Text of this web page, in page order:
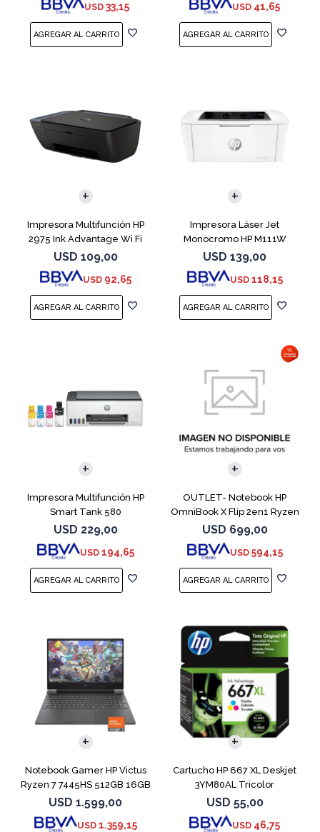
USD 33,15 USD 41,65
Impresora Multifunción HP
2975 Ink Advantage Wi Fi
USD 109,00
USD 92,65
Impresora Láser Jet
Monocromo HP M111W
USD 139,00
USD 118,15
Impresora Multifunción HP
Smart Tank 580
USD 229,00
USD 194,65
OUTLET- Notebook HP
OmniBook X Flip 2en1 Ryzen
5 512GB 8GB
USD 699,00
USD 594,15
COMPARAR
Notebook Gamer HP Victus
Ryzen 7 7445HS 512GB 16GB
RTX 4050
USD 1.599,00
USD 1.359,15
COMPARAR
Cartucho HP 667 XL Deskjet
3YM80AL Tricolor
USD 55,00
USD 46,75